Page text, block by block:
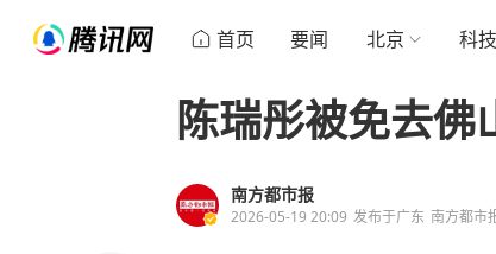
首页 要闻 北京 科技
陈瑞彤被免去
南方都市报
2026-05-19 20:09 发布于广东 南方都市